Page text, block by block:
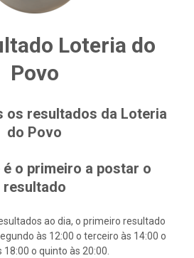
Loteria do
Povo
os resultados da Loteria
do Povo
o primeiro a postar o
resultado
ao dia, o primeiro resultado
às 12:00 o terceiro às 14:00 o
18:00 o quinto às 20:00.